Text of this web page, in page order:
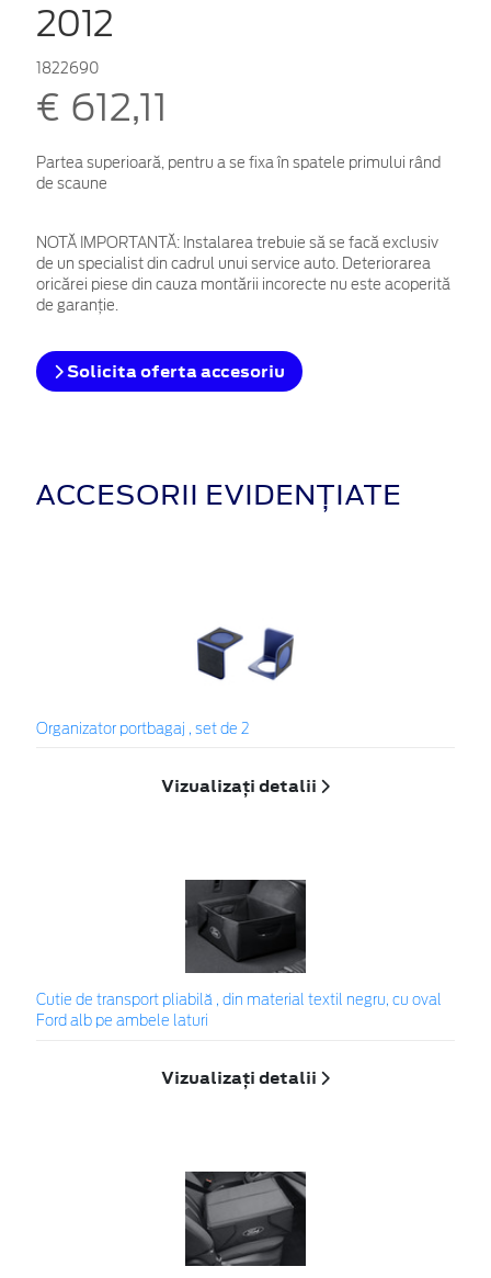
2012
1822690
€ 612,11
Partea superioară, pentru a se fixa în spatele primului rând
de scaune
NOTĂ IMPORTANTĂ: Instalarea trebuie să se facă exclusiv
de un specialist din cadrul unui service auto. Deteriorarea
oricărei piese din cauza montării incorecte nu este acoperită
de garanţie.
Solicita oferta accesoriu
ACCESORII EVIDENȚIATE
Organizator portbagaj , set de 2
Vizualizați detalii
Cutie de transport pliabilă , din material textil negru, cu oval
Ford alb pe ambele laturi
Vizualizați detalii